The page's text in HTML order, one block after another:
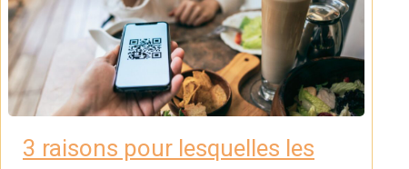
3 raisons pour lesquelles les